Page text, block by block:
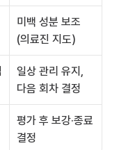
미백 성분 보조
(의료진 지도)
일상 관리 유지,
다음 회차 결정
평가 후 보강·종료
결정